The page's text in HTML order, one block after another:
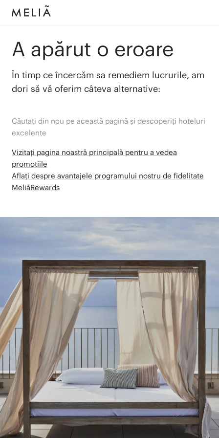
A apărut o eroare
În timp ce încercăm sa remediem lucrurile, am
dori să vă oferim câteva alternative:
Căutați din nou pe această pagină și descoperiți hoteluri
excelente
Vizitați pagina noastră principală pentru a vedea
promoțiile
Aflați despre avantajele programului nostru de fidelitate
MeliáRewards